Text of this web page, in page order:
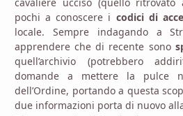
cavaliere ucciso (quello
pochi a conoscere i codici di
locale. Sempre indagando a
apprendere che di recente sono
quell’archivio (potrebbero
domande a mettere la pulce
dell’Ordine, portando a questa
due informazioni porta di nuovo